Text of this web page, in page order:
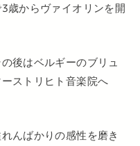
歳からヴァイオリンを開
後はベルギーのブリュ
ストリヒト音楽院へ
んばかりの感性を磨き